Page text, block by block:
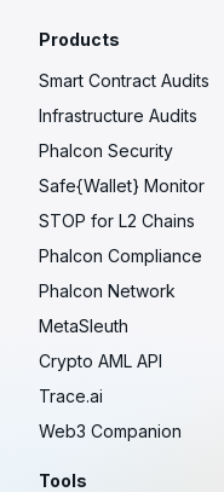
Products
Smart Contract Audits
Infrastructure Audits
Phalcon Security
Safe{Wallet} Monitor
STOP for L2 Chains
Phalcon Compliance
Phalcon Network
MetaSleuth
Crypto AML API
Trace.ai
Web3 Companion
Tools